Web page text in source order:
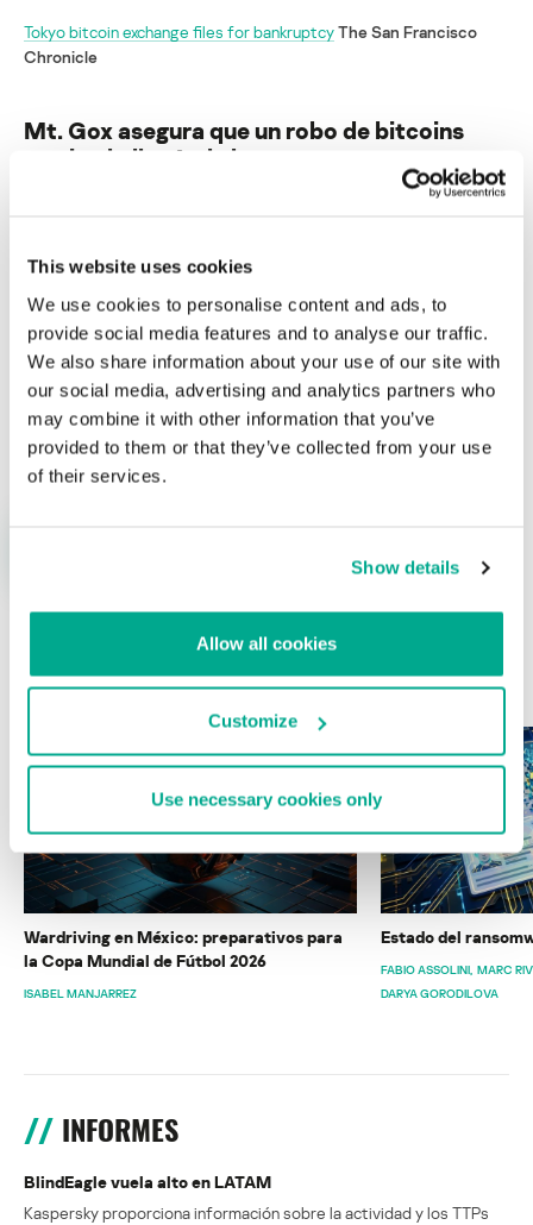
This website uses cookies
We use cookies to personalise content and ads, to
provide social media features and to analyse our traffic.
We also share information about your use of our site with
our social media, advertising and analytics partners who
may combine it with other information that you’ve
provided to them or that they’ve collected from your use
of their services.
Show details
Allow all cookies
Customize
Use necessary cookies only
Tokyo bitcoin exchange files for bankruptcyThe San Francisco
Chronicle
Mt. Gox asegura que un robo de bitcoins
masivo lo llevó a la bancarrota
Nombre* Correo electrónico*
ÚLTIMAS PUBLICACIONES
Wardriving en México: preparativos para
la Copa Mundial de Fútbol 2026
ISABEL MANJARREZ
Estado del
FABIO ASSOLINI MARC
DARYA GORODILOVA
INFORMES
BlindEagle vuela alto en LATAM
Kaspersky proporciona información sobre la actividad y los TTPs